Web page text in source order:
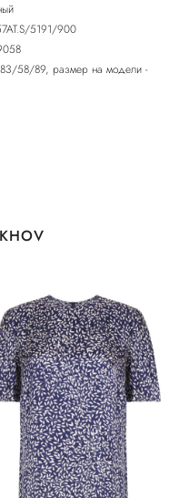
5191/900
58/89, размер на модели -